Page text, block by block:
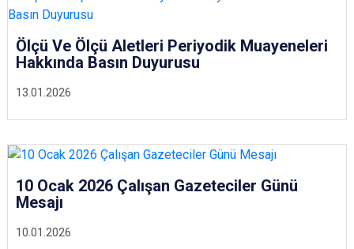
13.01.2026
Ölçü Ve Ölçü Aletleri Periyodik Muayeneleri
Hakkında Basın Duyurusu
10.01.2026
10 Ocak 2026 Çalışan Gazeteciler Günü
Mesajı